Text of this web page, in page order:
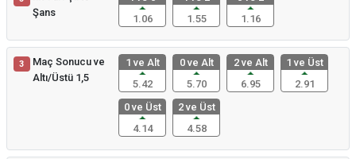
Şans
1.06
1.55
1.16
3
Maç Sonucu ve
Altı/Üstü 1,5
1 ve Alt
5.42
0 ve Alt
5.70
2 ve Alt
6.95
1 ve Üst
2.91
0 ve Üst
4.14
2 ve Üst
4.58